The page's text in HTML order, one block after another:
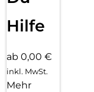
Hilfe
ab 0,00 €
inkl. MwSt.
Mehr